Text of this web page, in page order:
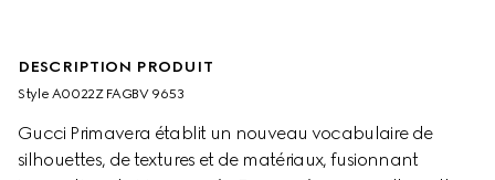
DESCRIPTION PRODUIT
Style ‎A0022Z FAGBV 9653
Gucci Primavera établit un nouveau vocabulaire de
silhouettes, de textures et de matériaux, fusionnant